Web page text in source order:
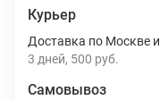
Курьер
Доставка по Москве
3 дней 500 руб.
Самовывоз